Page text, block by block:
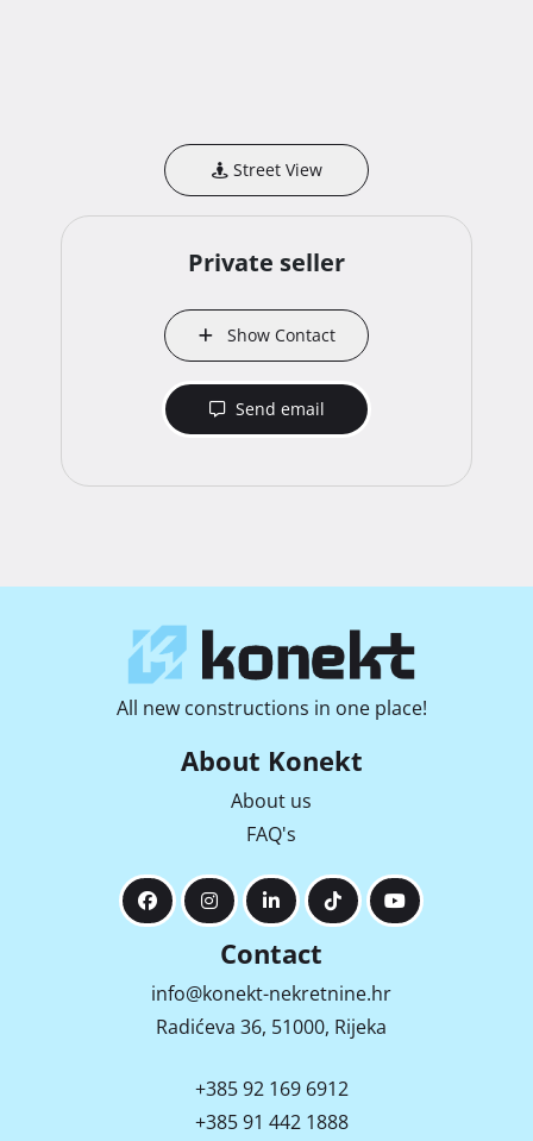
Street View
Private seller
Show Contact
Send email
All new constructions in one place!
About Konekt
About us
FAQ's
Contact
info@konekt-nekretnine.hr
Radićeva 36, 51000, Rijeka
+385 92 169 6912
+385 91 442 1888